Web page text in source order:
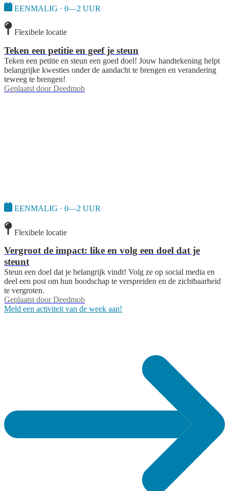
EENMALIG · 0—2 UUR
Flexibele locatie
Teken een petitie en geef je steun
Teken een petitie en steun een goed doel! Jouw handtekening helpt
belangrijke kwesties onder de aandacht te brengen en verandering
teweeg te brengen!
Geplaatst door Deedmob
EENMALIG · 0—2 UUR
Flexibele locatie
Vergroot de impact: like en volg een doel dat je
steunt
Steun een doel dat je belangrijk vindt! Volg ze op social media en
deel een post om hun boodschap te verspreiden en de zichtbaarheid
te vergroten.
Geplaatst door Deedmob
Meld een activiteit van de week aan!